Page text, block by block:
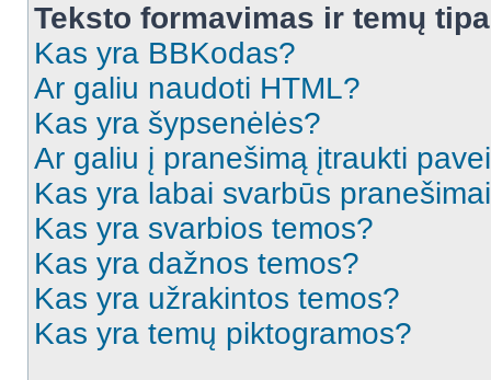
Teksto formavimas ir temų
Kas yra BBKodas?
Ar galiu naudoti HTML?
Kas yra šypsenėlės?
Ar galiu į pranešimą įtraukti
Kas yra labai svarbūs
Kas yra svarbios temos?
Kas yra dažnos temos?
Kas yra užrakintos temos?
Kas yra temų piktogramos?